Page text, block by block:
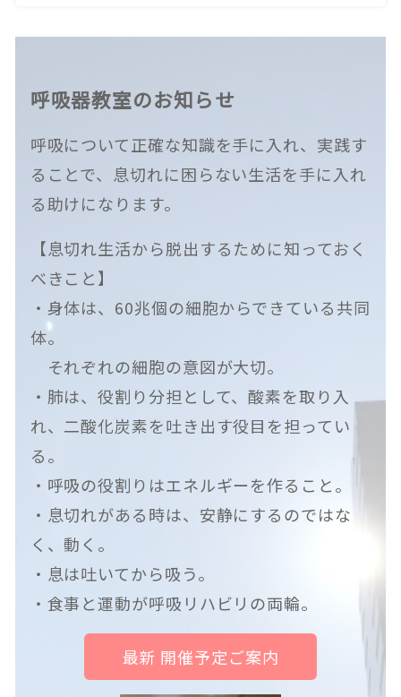
呼吸器教室のお知らせ
呼吸について正確な知識を手に入れ、実践す
ることで、息切れに困らない生活を手に入れ
る助けになります。
【息切れ生活から脱出するために知っておく
べきこと】
・身体は、60兆個の細胞からできている共同
体。
それぞれの細胞の意図が大切。
・肺は、役割り分担として、酸素を取り入
れ、二酸化炭素を吐き出す役目を担ってい
る。
・呼吸の役割りはエネルギーを作ること。
・息切れがある時は、安静にするのではな
く、動く。
・息は吐いてから吸う。
・食事と運動が呼吸リハビリの両輪。
最新 開催予定ご案内